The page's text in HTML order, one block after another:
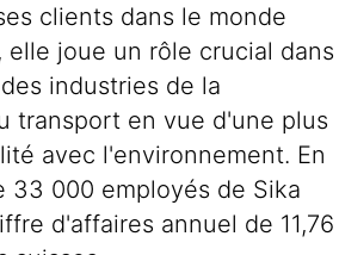
clients dans le monde
elle joue un rôle crucial dans
industries de la
transport en vue d'une plus
avec l'environnement. En
33 000 employés de Sika
d'affaires annuel de 11,76